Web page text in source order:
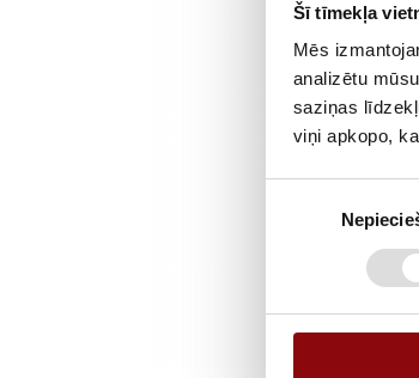
Šī tīmekļa
Mēs
analizētu
saziņas
viņi apkopo,